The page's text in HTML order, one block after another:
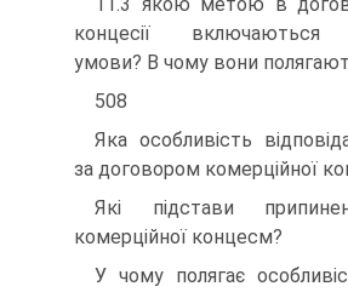
концесії включаються
умови? В чому вони
508
Яка особливість
за договором комерційної
Які підстави
комерційної концесм?
У чому полягає